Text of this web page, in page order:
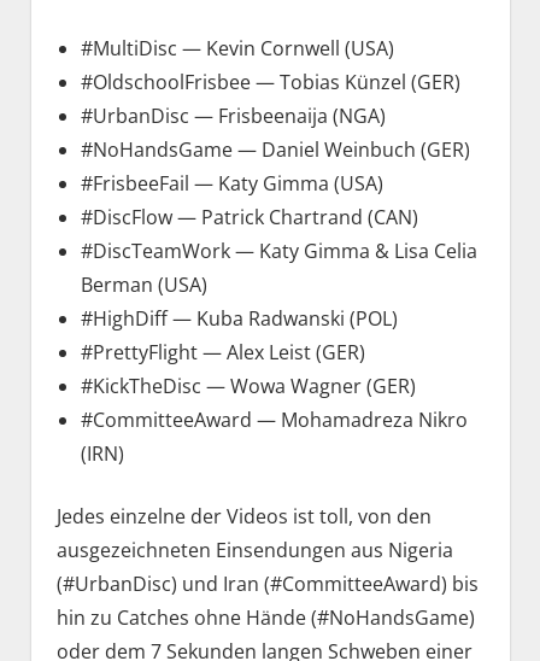
#MultiDisc — Kevin Cornwell (USA)
#OldschoolFrisbee — Tobias Künzel (GER)
#UrbanDisc — Frisbeenaija (NGA)
#NoHandsGame — Daniel Weinbuch (GER)
#FrisbeeFail — Katy Gimma (USA)
#DiscFlow — Patrick Chartrand (CAN)
#DiscTeamWork — Katy Gimma & Lisa Celia
Berman (USA)
#HighDiff — Kuba Radwanski (POL)
#PrettyFlight — Alex Leist (GER)
#KickTheDisc — Wowa Wagner (GER)
#CommitteeAward — Mohamadreza Nikro
(IRN)
Jedes einzelne der Videos ist toll, von den
ausgezeichneten Einsendungen aus Nigeria
(#UrbanDisc) und Iran (#CommitteeAward) bis
hin zu Catches ohne Hände (#NoHandsGame)
oder dem 7 Sekunden langen Schweben einer